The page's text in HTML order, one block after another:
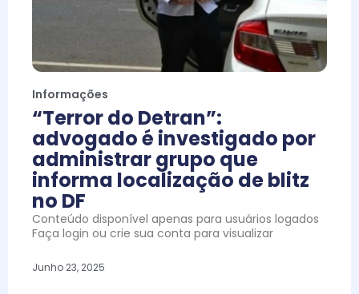
Informações
“Terror do Detran”:
advogado é investigado por
administrar grupo que
informa localização de blitz
no DF
Conteúdo disponível apenas para usuários logados
Faça login ou crie sua conta para visualizar
Junho 23, 2025